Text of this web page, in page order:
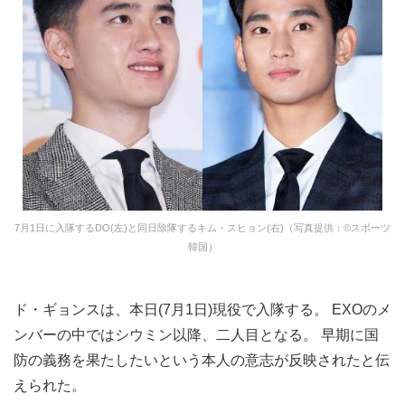
7月1日に入隊するDO(左)と同日除隊するキム・スヒョン(右)（写真提供：©スポーツ
韓国）
ド・ギョンスは、本日(7月1日)現役で入隊する。 EXOのメ
ンバーの中ではシウミン以降、二人目となる。 早期に国
防の義務を果たしたいという本人の意志が反映されたと伝
えられた。